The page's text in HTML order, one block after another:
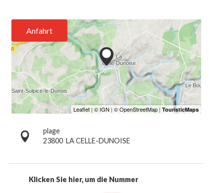
Anfahrt
plage
23800 LA CELLE-DUNOISE
Klicken Sie hier, um die Nummer